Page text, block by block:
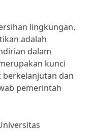
lingkungan,
adalah
dalam
kunci
berkelanjutan dan
pemerintah